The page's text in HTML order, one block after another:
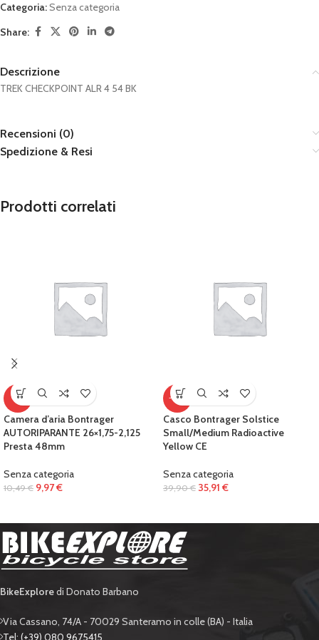
Categoria:Senza categoria
Share:
Descrizione
TREK CHECKPOINT ALR 4 54 BK
Recensioni (0)
Spedizione & Resi
Prodotti correlati
-5%
Camera d’aria Bontrager
AUTORIPARANTE 26×1,75-2,125
Presta 48mm
Senza categoria
10,49€ 9,97€
-10%
Casco Bontrager Solstice
Small/Medium Radioactive
Yellow CE
Senza categoria
39,90€ 35,91 €
BikeExploredi Donato Barbano
Via Cassano, 74/A - 70029 Santeramo in colle (BA) - Italia
Tel: (+39) 080 9675415